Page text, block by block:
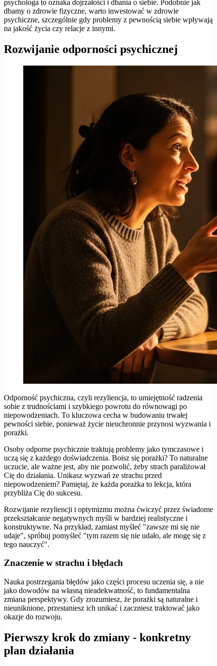
psychologa to oznaka dojrzałości i dbania o siebie. Podobnie jak
dbamy o zdrowie fizyczne, warto inwestować w zdrowie
psychiczne, szczególnie gdy problemy z pewnością siebie wpływają
na jakość życia czy relacje z innymi.
Rozwijanie odporności psychicznej
Odporność psychiczna, czyli rezyliencja, to umiejętność radzenia
sobie z trudnościami i szybkiego powrotu do równowagi po
niepowodzeniach. To kluczowa cecha w budowaniu trwałej
pewności siebie, ponieważ życie nieuchronnie przynosi wyzwania i
porażki.
Osoby odporne psychicznie traktują problemy jako tymczasowe i
uczą się z każdego doświadczenia. Boisz się porażki? To naturalne
uczucie, ale ważne jest, aby nie pozwolić, żeby strach paraliżował
Cię do działania. Unikasz wyzwań ze strachu przed
niepowodzeniem? Pamiętaj, że każda porażka to lekcja, która
przybliża Cię do sukcesu.
Rozwijanie rezyliencji i optymizmu można ćwiczyć przez świadome
przekształcanie negatywnych myśli w bardziej realistyczne i
konstruktywne. Na przykład, zamiast myśleć "zawsze mi się nie
udaje", spróbuj pomyśleć "tym razem się nie udało, ale mogę się z
tego nauczyć".
Znaczenie w strachu i błędach
Nauka postrzegania błędów jako części procesu uczenia się, a nie
jako dowodów na własną nieadekwatność, to fundamentalna
zmiana perspektywy. Gdy zrozumiesz, że porażki są naturalne i
nieuniknione, przestaniesz ich unikać i zaczniesz traktować jako
okazje do rozwoju.
Pierwszy krok do zmiany - konkretny
plan działania